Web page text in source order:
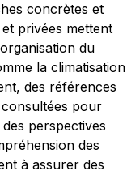
concrètes et
privées mettent
du
la climatisation
des références
pour
perspectives
des
à assurer des